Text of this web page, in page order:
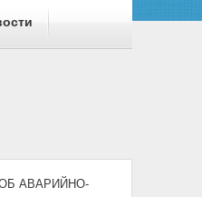
АВАРИЙНО-